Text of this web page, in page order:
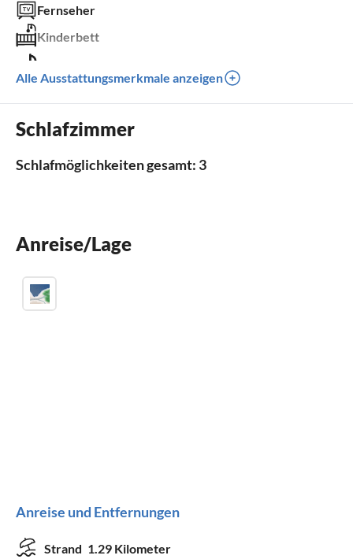
Fernseher
Kinderbett
für Rollstuhl nicht geeignet
Außenbereich
Geräte und Zubehör
Fernseher
Beschaffenheit
für Rollstuhl nicht geeignet
Alle Ausstattungsmerkmale anzeigen
Schlafzimmer
Schlafmöglichkeiten gesamt: 3
Anreise/Lage
Anreise und Entfernungen
Strand 1.29 Kilometer